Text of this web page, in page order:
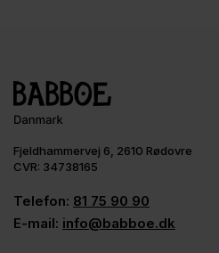
Fjeldhammervej 6, 2610 Rødovre
CVR: 34738165
Telefon: 81 75 90 90
E-mail: info@babboe.dk